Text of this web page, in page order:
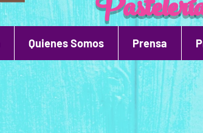
Quienes Somos Prensa